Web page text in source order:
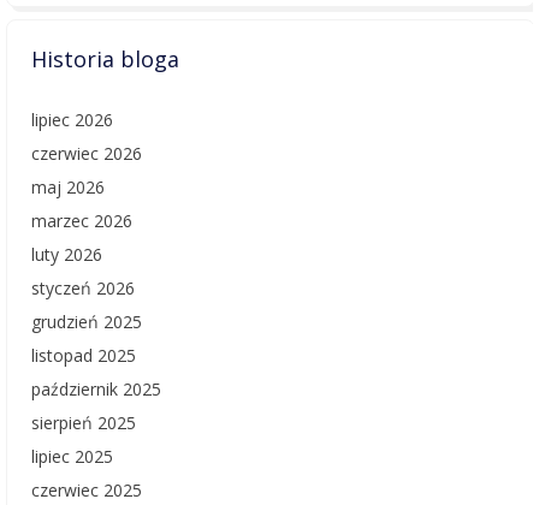
Historia bloga
lipiec 2026
czerwiec 2026
maj 2026
marzec 2026
luty 2026
styczeń 2026
grudzień 2025
listopad 2025
październik 2025
sierpień 2025
lipiec 2025
czerwiec 2025